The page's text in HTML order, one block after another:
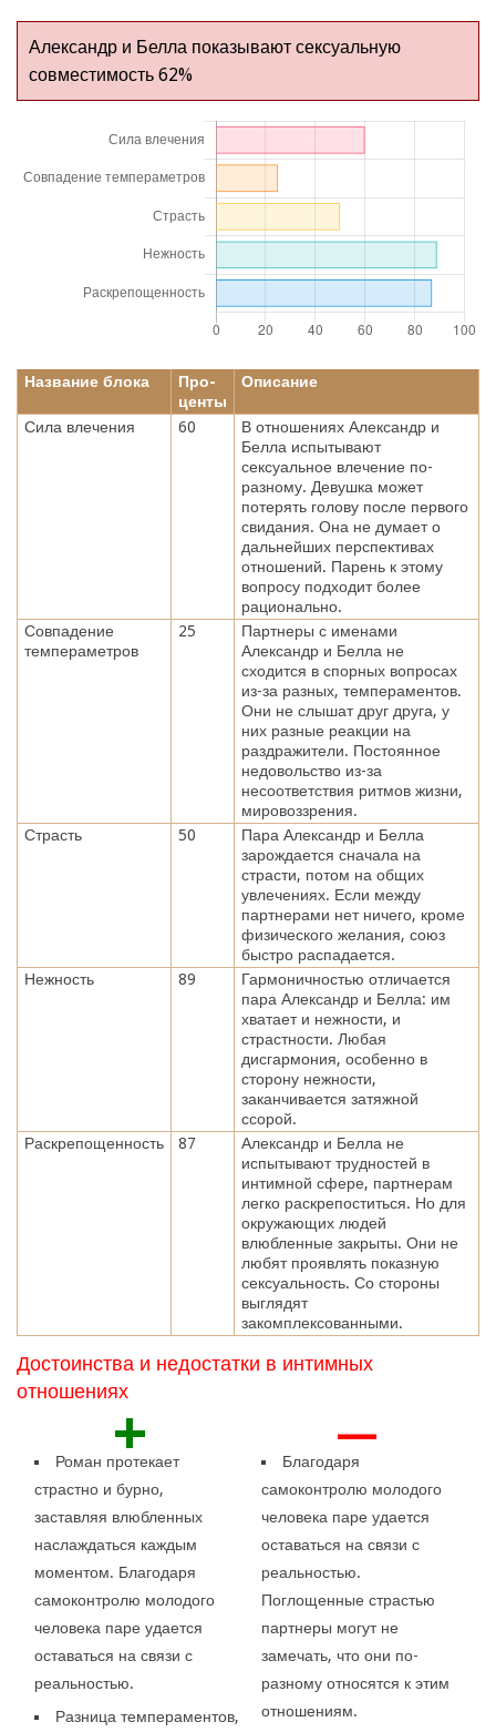
Александр и Белла показывают сексуальную
совместимость 62%
Название блока
Про-
центы
Описание
Сила влечения 60
В отношениях Александр и
Белла испытывают
сексуальное влечение по-
разному. Девушка может
потерять голову после первого
свидания. Она не думает о
дальнейших перспективах
отношений. Парень к этому
вопросу подходит более
рационально.
Совпадение
темпераметров
25
Партнеры с именами
Александр и Белла не
сходится в спорных вопросах
из-за разных, темпераментов.
Они не слышат друг друга, у
них разные реакции на
раздражители. Постоянное
недовольство из-за
несоответствия ритмов жизни,
мировоззрения.
Страсть
50
Пара Александр и Белла
зарождается сначала на
страсти, потом на общих
увлечениях. Если между
партнерами нет ничего, кроме
физического желания, союз
быстро распадается.
Нежность
89
Гармоничностью отличается
пара Александр и Белла: им
хватает и нежности, и
страстности. Любая
дисгармония, особенно в
сторону нежности,
заканчивается затяжной
ссорой.
Раскрепощенность
87
Александр и Белла не
испытывают трудностей в
интимной сфере, партнерам
легко раскрепоститься. Но для
окружающих людей
влюбленные закрыты. Они не
любят проявлять показную
сексуальность. Со стороны
выглядят
закомплексованными.
Достоинства и недостатки в интимных
отношениях
+
Роман протекает
страстно и бурно,
заставляя влюбленных
наслаждаться каждым
моментом. Благодаря
самоконтролю молодого
человека паре удается
оставаться на связи с
реальностью.
Разница темпераментов,
—
Благодаря
самоконтролю молодого
человека паре удается
оставаться на связи с
реальностью.
Поглощенные страстью
партнеры могут не
замечать, что они по-
разному относятся к этим
отношениям.